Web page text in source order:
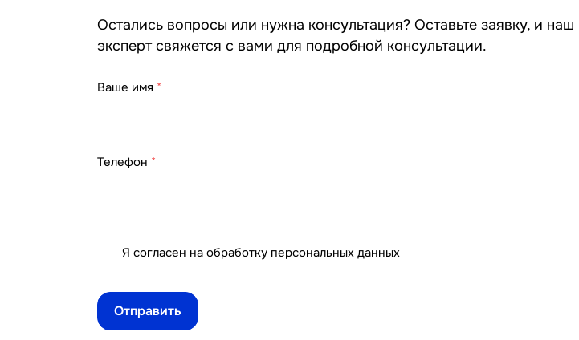
Остались вопросы или нужна консультация? Оставьте заявку, и наш
эксперт свяжется с вами для подробной консультации.
Ваше имя *
Телефон *
Я согласен на обработку персональных данных